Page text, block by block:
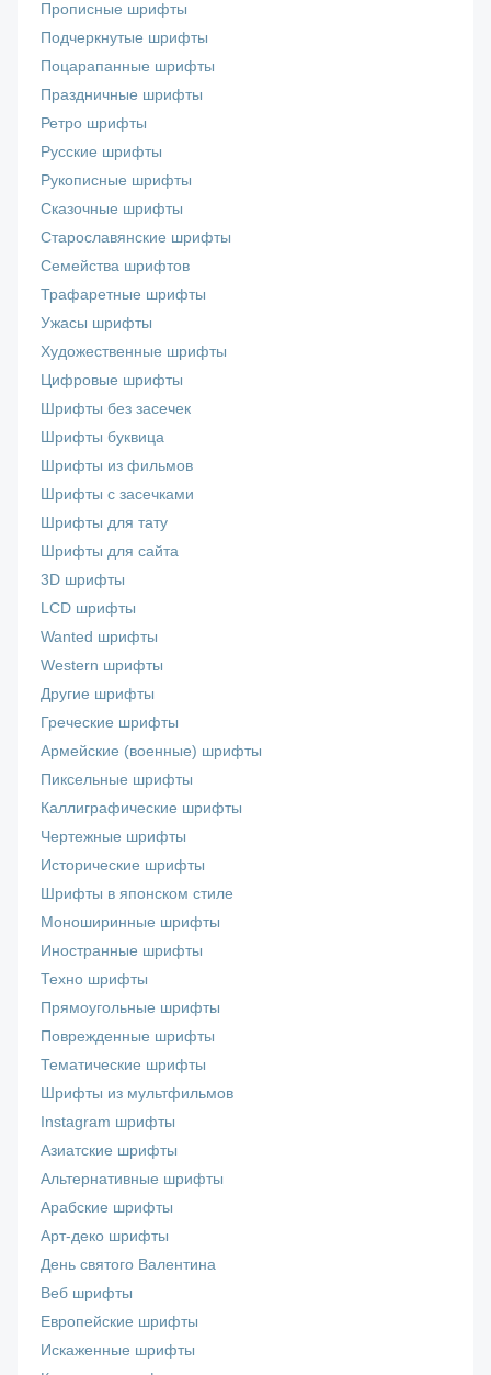
Прописные шрифты
Подчеркнутые шрифты
Поцарапанные шрифты
Праздничные шрифты
Ретро шрифты
Русские шрифты
Рукописные шрифты
Сказочные шрифты
Старославянские шрифты
Семейства шрифтов
Трафаретные шрифты
Ужасы шрифты
Художественные шрифты
Цифровые шрифты
Шрифты без засечек
Шрифты буквица
Шрифты из фильмов
Шрифты с засечками
Шрифты для тату
Шрифты для сайта
3D шрифты
LCD шрифты
Wanted шрифты
Western шрифты
Другие шрифты
Греческие шрифты
Армейские (военные) шрифты
Пиксельные шрифты
Каллиграфические шрифты
Чертежные шрифты
Исторические шрифты
Шрифты в японском стиле
Моноширинные шрифты
Иностранные шрифты
Техно шрифты
Прямоугольные шрифты
Поврежденные шрифты
Тематические шрифты
Шрифты из мультфильмов
Instagram шрифты
Азиатские шрифты
Альтернативные шрифты
Арабские шрифты
Арт-деко шрифты
День святого Валентина
Веб шрифты
Европейские шрифты
Искаженные шрифты